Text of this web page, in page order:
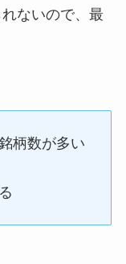
ないので、最
柄数が多い